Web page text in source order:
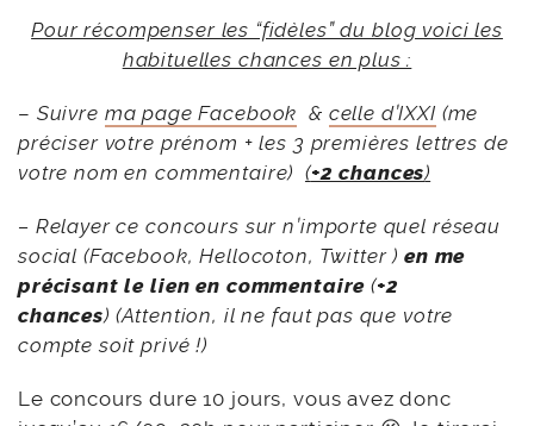
Pour récompenser les “fidèles” du blog voici les
habituelles chances en plus :
– Suivre ma page Facebook & celle d’IXXI (me
préciser votre prénom + les 3 premières lettres de
votre nom en commentaire) (+2 chances)
– Relayer ce concours sur n’importe quel réseau
social (Facebook, Hellocoton, Twitter )en me
précisant le lien en commentaire (+2
chances) (Attention, il ne faut pas que votre
compte soit privé !)
Le concours dure 10 jours, vous avez donc